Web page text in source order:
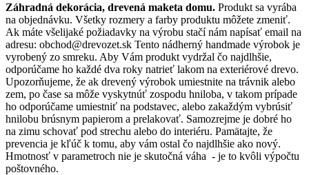
Záhradná dekorácia, drevená maketa domu. Produkt sa vyrába
na objednávku. Všetky rozmery a farby produktu môžete zmeniť.
Ak máte všelijaké požiadavky na výrobu stačí nám napísať email na
adresu: obchod@drevozet.sk Tento nádherný handmade výrobok je
vyrobený zo smreku. Aby Vám produkt vydržal čo najdlhšie,
odporúčame ho každé dva roky natrieť lakom na exteriérové drevo.
Upozorňujeme, že ak drevený výrobok umiestnite na trávnik alebo
zem, po čase sa môže vyskytnúť zospodu hniloba, v takom prípade
ho odporúčame umiestniť na podstavec, alebo zakaždým vybrúsiť
hnilobu brúsnym papierom a prelakovať. Samozrejme je dobré ho
na zimu schovať pod strechu alebo do interiéru. Pamätajte, že
prevencia je kľúč k tomu, aby vám ostal čo najdlhšie ako nový.
Hmotnosť v parametroch nie je skutočná váha - je to kvôli výpočtu
poštovného.